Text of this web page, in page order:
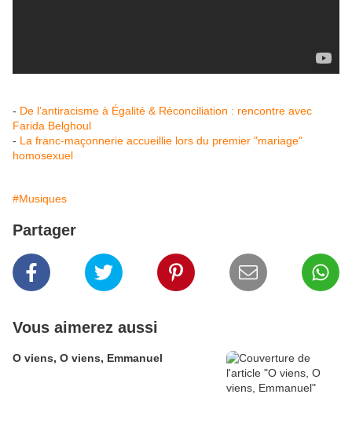
- De l’antiracisme à Égalité & Réconciliation : rencontre avec
Farida Belghoul
- La franc-maçonnerie accueillie lors du premier "mariage"
homosexuel
#Musiques
Partager
Vous aimerez aussi
O viens, O viens, Emmanuel